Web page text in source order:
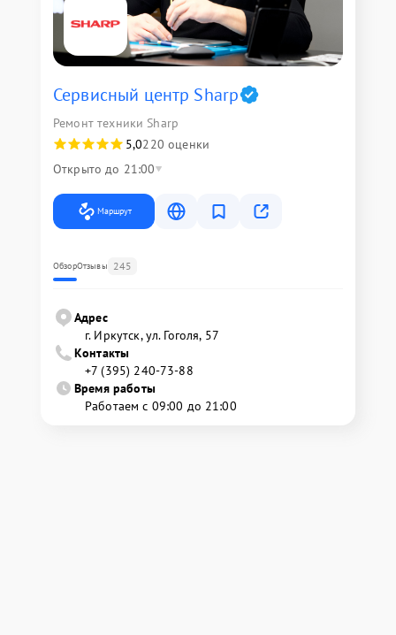
Сервисный центр Sharp
Ремонт техники Sharp
5,0220 оценки
Открыто до 21:00
Маршрут
ОбзорОтзывы 245
Адрес
г. Иркутск, ул. ​Гоголя, 57
Контакты
+7 (395) 240-73-88
Время работы
Работаем с 09:00 до 21:00